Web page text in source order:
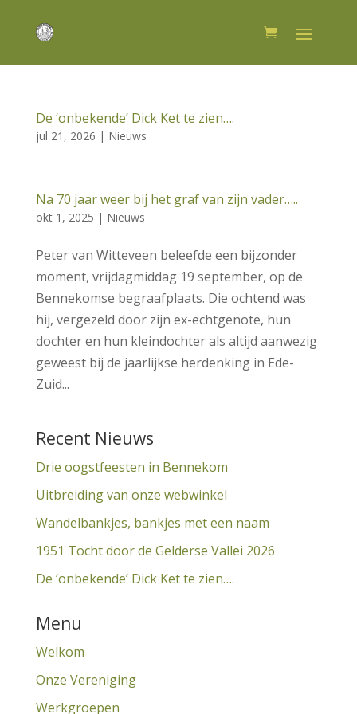
De ‘onbekende’ Dick Ket te zien….
jul 21, 2026 | Nieuws
Na 70 jaar weer bij het graf van zijn vader…..
okt 1, 2025 | Nieuws
Peter van Witteveen beleefde een bijzonder
moment, vrijdagmiddag 19 september, op de
Bennekomse begraafplaats. Die ochtend was
hij, vergezeld door zijn ex-echtgenote, hun
dochter en hun kleindochter als altijd aanwezig
geweest bij de jaarlijkse herdenking in Ede-
Zuid...
Recent Nieuws
Drie oogstfeesten in Bennekom
Uitbreiding van onze webwinkel
Wandelbankjes, bankjes met een naam
1951 Tocht door de Gelderse Vallei 2026
De ‘onbekende’ Dick Ket te zien….
Menu
Welkom
Onze Vereniging
Werkgroepen